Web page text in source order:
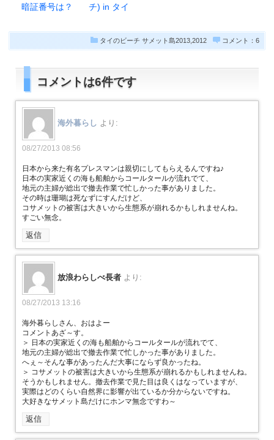
暗証番号は？
チ) in タイ
タイのビーチ サメット島2013,2012 コメント：6
コメントは6件です
海外暮らし より:
08/27/2013 08:56
日本から来た有名プレスマンは親切にしてもらえるんですね♪
日本の実家近くの海も船舶からコールタールが流れでて、
地元の主婦が総出で撤去作業で忙しかった事がありました。
その時は珊瑚は死なずにすんだけど、
コサメットの被害は大きいから生態系が崩れるかもしれませんね。
すごい無念。
返信
放浪わらしべ長者 より:
08/27/2013 13:16
海外暮らしさん、おはよー
コメントあざ～す。
＞ 日本の実家近くの海も船舶からコールタールが流れでて、
地元の主婦が総出で撤去作業で忙しかった事がありました。
へぇ～そんな事があったんだ大事にならず良かったね。
＞ コサメットの被害は大きいから生態系が崩れるかもしれませんね。
そうかもしれません。撤去作業で見た目は良くはなっていますが、
実際はどのくらい自然界に影響が出ているか分からないですね。
大好きなサメット島だけにホンマ無念ですわ～
返信